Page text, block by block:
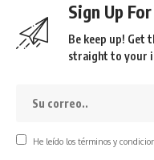
Sign Up
Be keep up! Get
straight to your
He leído los términos y